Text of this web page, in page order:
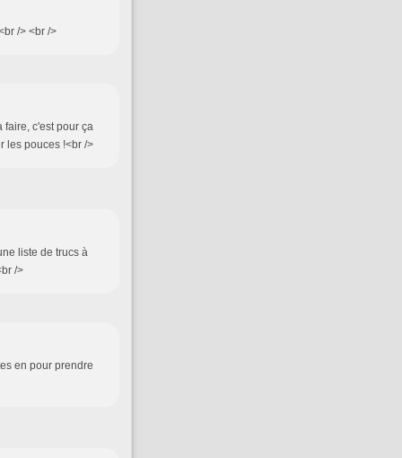
/> <br />
faire, c'est pour ça
les pouces !<br />
liste de trucs à
/>
en pour prendre